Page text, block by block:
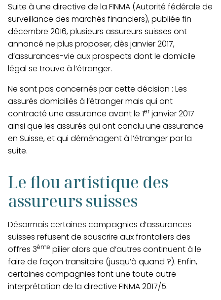
Suite à une directive de la FINMA (Autorité fédérale de
surveillance des marchés financiers), publiée fin
décembre 2016, plusieurs assureurs suisses ont
annoncé ne plus proposer, dès janvier 2017,
d’assurances-vie aux prospects dont le domicile
légal se trouve à l’étranger.
Ne sont pas concernés par cette décision : Les
assurés domiciliés à l’étranger mais qui ont
contracté une assurance avant le 1erjanvier 2017
ainsi que les assurés qui ont conclu une assurance
en Suisse, et qui déménagent à l’étranger par la
suite.
Le flou artistique des
assureurs suisses
Désormais certaines compagnies d’assurances
suisses refusent de souscrire aux frontaliers des
offres 3ème pilier alors que d’autres continuent à le
faire de façon transitoire (jusqu’à quand ?). Enfin,
certaines compagnies font une toute autre
interprétation de la directive FINMA 2017/5.